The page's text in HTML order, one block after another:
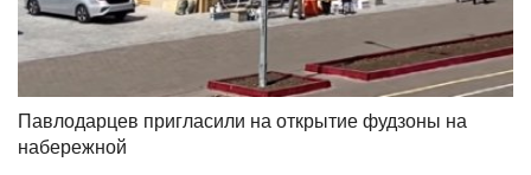
Павлодарцев пригласили на открытие фудзоны на
набережной